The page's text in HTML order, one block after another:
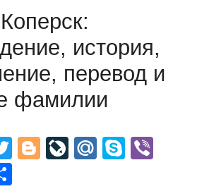
история,
перевод и
фамилии
T
Bl
Li
M
S